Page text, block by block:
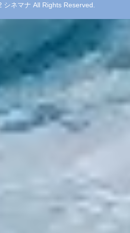
シネマナ All Rights Reserved.